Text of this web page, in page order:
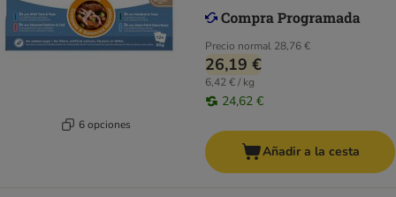
6 opciones
Precio normal 28,76 €
26,19 €
6,42 € / kg
24,62 €
Añadir a la cesta